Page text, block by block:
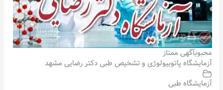
محبوبآگهی ممتاز
آزمایشگاه پاتوبیولوژی و تشخیص طبی دکتر رضایی مشهد
آزمایشگاه طبی